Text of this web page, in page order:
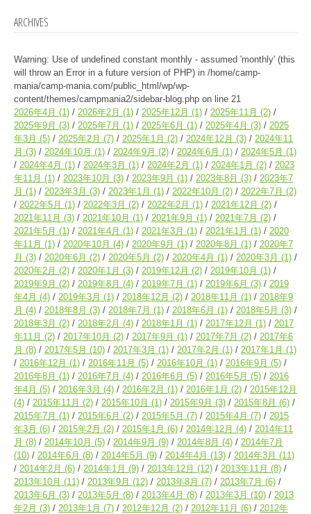
ARCHIVES
Warning: Use of undefined constant monthly - assumed 'monthly' (this
will throw an Error in a future version of PHP) in /home/camp-
mania/camp-mania.com/public_html/wp/wp-
content/themes/campmania2/sidebar-blog.php on line 21
2026年4月 (1) 2026年2月 (1) 2025年12月 (1) 2025年11月 (2)
2025年9月 (3) 2025年7月 (1) 2025年6月 (1) 2025年4月 (3)
2025
年3月 (5) 2025年2月 (7) 2025年1月 (2) 2024年12月 (3)
2024年11
月 (3) 2024年10月 (1) 2024年9月 (2) 2024年6月 (1) 2024年5月 (1)
2024年4月 (1) 2024年3月 (1) 2024年2月 (1) 2024年1月 (2)
2023
年11月 (1) 2023年10月 (3) 2023年9月 (1) 2023年8月 (3)
2023年7
月 (1) 2023年3月 (3) 2023年1月 (1) 2022年10月 (2) 2022年7月 (2)
2022年5月 (1) 2022年3月 (2) 2022年2月 (1) 2021年12月 (2)
2021年11月 (3) 2021年10月 (1) 2021年9月 (1) 2021年7月 (2)
2021年5月 (1) 2021年4月 (1) 2021年3月 (1) 2021年1月 (1)
2020
年11月 (1) 2020年10月 (4) 2020年9月 (1) 2020年8月 (1)
2020年7
月 (3) 2020年6月 (2) 2020年5月 (2) 2020年4月 (1) 2020年3月 (1)
2020年2月 (2) 2020年1月 (3) 2019年12月 (2) 2019年10月 (1)
2019年9月 (2) 2019年8月 (4) 2019年7月 (1) 2019年6月 (3)
2019
年4月 (4) 2019年3月 (1) 2018年12月 (2) 2018年11月 (1)
2018年9
月 (4) 2018年8月 (3) 2018年7月 (1) 2018年6月 (1) 2018年5月 (3)
2018年3月 (2) 2018年2月 (4) 2018年1月 (1) 2017年12月 (1)
2017
年11月 (2) 2017年10月 (2) 2017年9月 (1) 2017年7月 (2)
2017年6
月 (8) 2017年5月 (10) 2017年3月 (1) 2017年2月 (1) 2017年1月 (1)
2016年12月 (1) 2016年11月 (5) 2016年10月 (1) 2016年9月 (5)
2016年8月 (1) 2016年7月 (4) 2016年6月 (5) 2016年5月 (5)
2016
年4月 (5) 2016年3月 (4) 2016年2月 (1) 2016年1月 (2)
2015年12月
(4)
2015年11月 (2) 2015年10月 (1) 2015年9月 (3) 2015年8月 (6)
2015年7月 (1) 2015年6月 (2) 2015年5月 (7) 2015年4月 (7)
2015
年3月 (6) 2015年2月 (2) 2015年1月 (6) 2014年12月 (4)
2014年11
月 (8) 2014年10月 (5) 2014年9月 (9) 2014年8月 (4)
2014年7月
(10)
2014年6月 (8) 2014年5月 (9) 2014年4月 (13) 2014年3月 (11)
2014年2月 (6) 2014年1月 (9) 2013年12月 (12) 2013年11月 (8)
2013年10月 (11) 2013年9月 (12) 2013年8月 (7) 2013年7月 (6)
2013年6月 (3) 2013年5月 (8) 2013年4月 (8) 2013年3月 (10)
2013
年2月 (3) 2013年1月 (7) 2012年12月 (2) 2012年11月 (6)
2012年